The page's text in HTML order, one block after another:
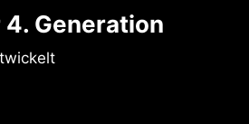
Generation